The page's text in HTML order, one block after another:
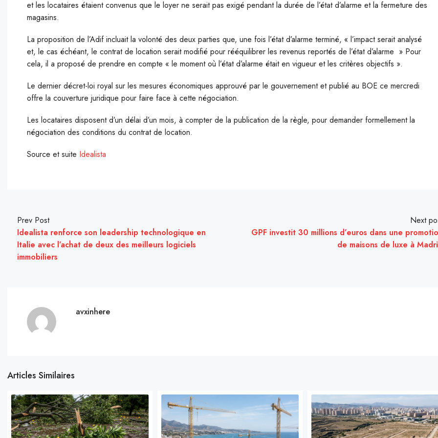
et les locataires étaient convenus que le loyer ne serait pas exigé pendant la durée de l’état d’alarme et la fermeture des
magasins.
La proposition de l’Adif incluait la volonté des deux parties que, une fois l’état d’alarme terminé, « l’impact serait analysé
et, le cas échéant, le contrat de location serait modifié pour rééquilibrer les revenus reportés de l’état d’alarme » Pour
cela, il a proposé de prendre en compte « le moment où l’état d’alarme était en vigueur et les critères objectifs ».
Le dernier décret-loi royal sur les mesures économiques approuvé par le gouvernement et publié au BOE ce mercredi
offre la couverture juridique pour faire face à cette négociation.
Les locataires disposent d’un délai d’un mois, à compter de la publication de la règle, pour demander formellement la
négociation des conditions du contrat de location.
Source et suite Idealista
Prev Post
Idealista renforce son leadership technologique en
Italie avec l’achat de deux des meilleurs logiciels
immobiliers
Next
GPF investit 30 millions d’euros dans une
de maisons de luxe à
avxinhere
Articles Similaires